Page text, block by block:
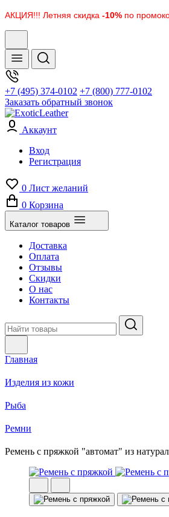
АКЦИЯ!!! Летняя скидка -10% по
+7 (495) 374-0102 +7 (800) 777-0102
Заказать обратный звонок
Аккаунт
Вход
Регистрация
0 Лист желаний
0 Корзина
Каталог товаров
Доставка
Оплата
Отзывы
Скидки
О нас
Контакты
Главная
Изделия из кожи
Рыба
Ремни
Ремень с пряжкой "автомат" из